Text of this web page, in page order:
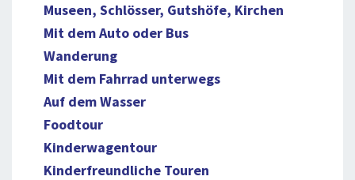
Museen, Schlösser, Gutshöfe, Kirchen
Mit dem Auto oder Bus
Wanderung
Mit dem Fahrrad unterwegs
Auf dem Wasser
Foodtour
Kinderwagentour
Kinderfreundliche Touren